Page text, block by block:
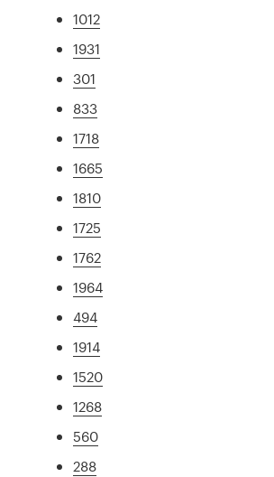
1012
1931
301
833
1718
1665
1810
1725
1762
1964
494
1914
1520
1268
560
288